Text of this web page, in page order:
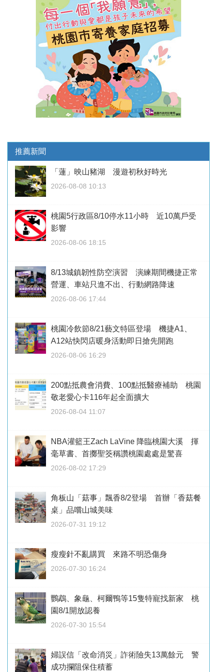
推薦新聞
「蓮」映山豬湖 漫遊初秋好時光
2026-08-08 10:13
桃園5行政區8/10停水11小時 近10萬戶受
影響
2026-08-06 18:15
8/13城鎮韌性防空演習 演練期間機捷正常
營運、車站只進不出、行動網路降速
2026-08-06 17:44
桃園冷飲節8/21藝文特區登場 機捷A1、
A12站快閃店暖身活動即日搶先開跑
2026-08-06 16:29
200點抵農會消費、100點抵醫療補助 桃園
敬老愛心卡116年起全面擴大
2026-08-04 11:07
NBA灌籃王Zach LaVine 降臨桃園大溪 揮
毫草書、首擲聖筊稱讚桃園處處是驚喜
2026-08-02 17:29
角板山「菇事」飄香8/2登場 首辦「香菇餐
桌」品嚐山城美味
2026-07-31 19:12
瘦瘦針不亂購買 來路不明恐傷身
2026-07-30 16:24
鸚鵡、象龜、柯爾鴨等15隻特寵找新家 桃
園8/1開放認養
2026-07-30 15:54
婦誤信「改命消災」詐術險失13萬餘元 警
成功攔阻保住積蓄